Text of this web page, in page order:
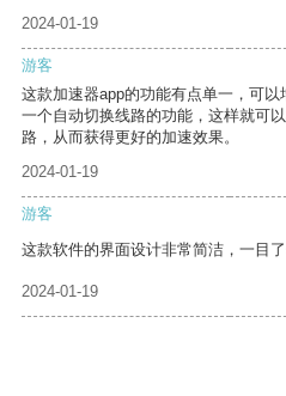
2024-01-19
游客
这款加速器app的功能有点单一，可
一个自动切换线路的功能，这样就可
路，从而获得更好的加速效果。
2024-01-19
游客
这款软件的界面设计非常简洁，一目了
2024-01-19